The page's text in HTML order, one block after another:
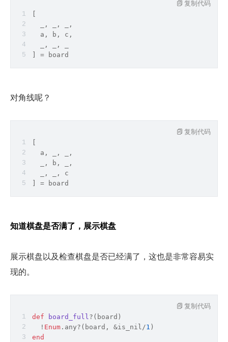
  _, _, _,
  a, b, c,
  _, _, _
] = board
复制代码
对角线呢？
  a, _, _,
  _, b, _,
  _, _, c
] = board
复制代码
知道棋盘是否满了，展示棋盘
展示棋盘以及检查棋盘是否已经满了，这也是非常容易实
现的。
def board_full?( board )
  !
Enum .any?(board, &is_nil/1 )
end
复制代码